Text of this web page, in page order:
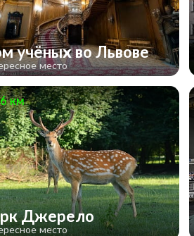
учёных во Львове
место
км
Джерело
место